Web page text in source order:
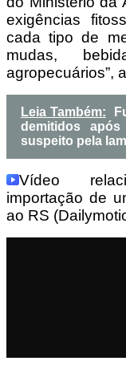
exigências
cada tipo de
mudas,
agropecuários”,
Leia Também:
demitidos
suspeito pela
Vídeo
importação de
ao RS